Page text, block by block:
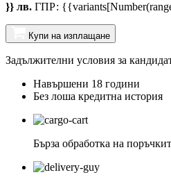
}} лв. ГПР:
Купи на изплащане
Задължителни условия за
Навършени 18 години
Без лоша кредитна история
Бърза обработка на